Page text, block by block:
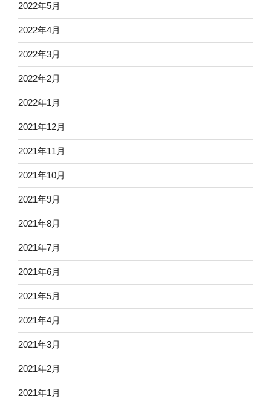
2022年5月
2022年4月
2022年3月
2022年2月
2022年1月
2021年12月
2021年11月
2021年10月
2021年9月
2021年8月
2021年7月
2021年6月
2021年5月
2021年4月
2021年3月
2021年2月
2021年1月